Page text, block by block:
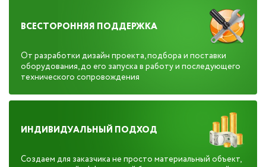
ВСЕСТОРОННЯЯ ПОДДЕРЖКА
От разработки дизайн проекта, подбора и поставки
оборудования, до его запуска в работу и последующего
технического сопровождения
ИНДИВИДУАЛЬНЫЙ ПОДХОД
Создаем для заказчика не просто материальный объект,